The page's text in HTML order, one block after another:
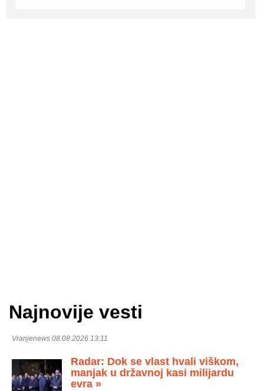
Najnovije vesti
Vranjenews 08.08.2026 13:11
Radar: Dok se vlast hvali viškom,
manjak u državnoj kasi milijardu
evra »